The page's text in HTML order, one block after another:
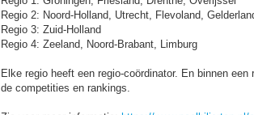
Regio 2: Noord-Holland, Utrecht, Flevoland,
Regio 3: Zuid-Holland
Regio 4: Zeeland, Noord-Brabant, Limburg
Elke regio heeft een regio-coördinator. En binnen
de competities en rankings.